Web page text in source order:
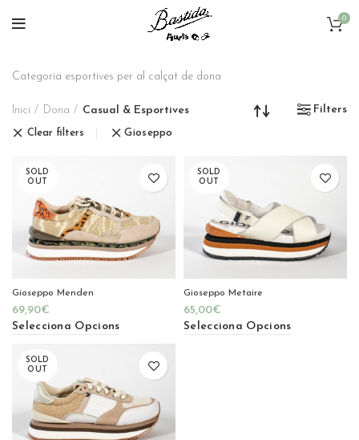
0
Categoria esportives per al calçat de dona
Inici Dona Casual & Esportives Filters
Clear filters Gioseppo
SOLD
OUT
Gioseppo Menden
69,90€
Selecciona Opcions
SOLD
OUT
Gioseppo Metaire
65,00€
Selecciona Opcions
SOLD
OUT